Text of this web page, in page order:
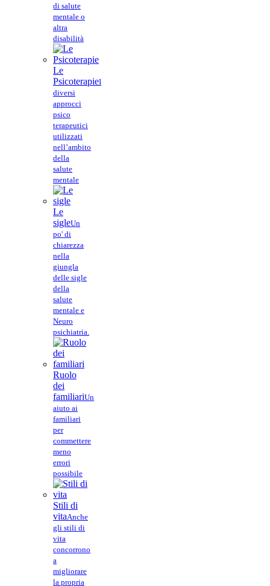
di salute
mentale o
altra
disabilità
Le
PsicoterapieI
diversi
approcci
psico
terapeutici
utilizzati
nell’ambito
della
salute
mentale
Le
sigleUn
po' di
chiarezza
nella
giungla
delle sigle
della
salute
mentale e
Neuro
psichiatria.
Ruolo
dei
familiariUn
aiuto ai
familiari
per
commettere
meno
errori
possibile
Stili di
vitaAnche
gli stili di
vita
concorrono
a
migliorare
la propria